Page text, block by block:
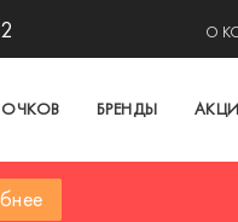
О
БРЕНДЫ